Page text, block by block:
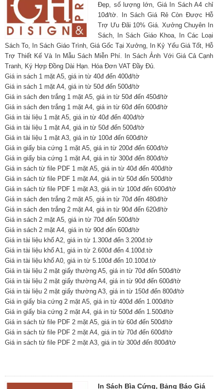
Đẹp, số lượng lớn, Giá In Sách A4 chỉ
10đ/tờ. In Sách Giá Rẻ Còn Được Hỗ
Trợ Ưu Đãi 10% Giá. Xưởng Chuyên In
Sách, In Sách Giáo Khoa, In Các Loại
Sách To, In Sách Giáo Trình, Giá Gốc Tại Xưởng, In Kỷ Yếu Giá Tốt, Hỗ
Trợ Thiết Kế Và In Mẫu Sách Miễn Phí. In Sách Ảnh Với Giá Cả Cạnh
Tranh, Ký Hợp Đồng Dài Hạn. Hóa Đơn VAT Đầy Đủ.
Giá in sách 1 mặt A5, giá in từ 40đ đến 400đ/tờ
Giá in sách 1 mặt A4, giá in từ 50đ đến 500đ/tờ
Giá in sách đen trắng 1 mặt A5, giá in từ 50đ đến 450đ/tờ
Giá in sách đen trắng 1 mặt A4, giá in từ 60đ đến 600đ/tờ
Giá in tài liệu 1 mặt A5, giá in từ 40đ đến 400đ/tờ
Giá in tài liệu 1 mặt A4, giá in từ 50đ đến 500đ/tờ
Giá in tài liệu 1 mặt A3, giá in từ 100đ đến 600đ/tờ
Giá in giấy bìa cứng 1 mặt A5, giá in từ 200đ đến 600đ/tờ
Giá in giấy bìa cứng 1 mặt A4, giá in từ 300đ đến 800đ/tờ
Giá in sách từ file PDF 1 mặt A5, giá in từ 40đ đến 400đ/tờ
Giá in sách từ file PDF 1 mặt A4, giá in từ 50đ đến 500đ/tờ
Giá in sách từ file PDF 1 mặt A3, giá in từ 100đ đến 600đ/tờ
Giá in sách đen trắng 2 mặt A5, giá in từ 70đ đến 480đ/tờ
Giá in sách đen trắng 2 mặt A4, giá in từ 90đ đến 620đ/tờ
Giá in sách 2 mặt A5, giá in từ 70đ đến 500đ/tờ
Giá in sách 2 mặt A4, giá in từ 90đ đến 600đ/tờ
Giá in tài liệu khổ A2, giá in từ 1.300đ đến 3.200đ.tờ
Giá in tài liệu khổ A1, giá in từ 2.600đ đến 4.100đ.tờ
Giá in tài liệu khổ A0, giá in từ 5.100đ đến 10.100đ.tờ
Giá in tài liệu 2 mặt giấy thường A5, giá in từ 70đ đến 500đ/tờ
Giá in tài liệu 2 mặt giấy thường A4, giá in từ 90đ đến 600đ/tờ
Giá in tài liệu 2 mặt giấy thường A3, giá in từ 150đ đến 800đ/tờ
Giá in giấy bìa cứng 2 mặt A5, giá in từ 400đ đến 1.000đ/tờ
Giá in giấy bìa cứng 2 mặt A4, giá in từ 500đ đến 1.500đ/tờ
Giá in sách từ file PDF 2 mặt A5, giá in từ 60đ đến 500đ/tờ
Giá in sách từ file PDF 2 mặt A4, giá in từ 70đ đến 600đ/tờ
Giá in sách từ file PDF 2 mặt A3, giá in từ 300đ đến 800đ/tờ
In Sách Bìa Cứng, Bảng Báo Giá